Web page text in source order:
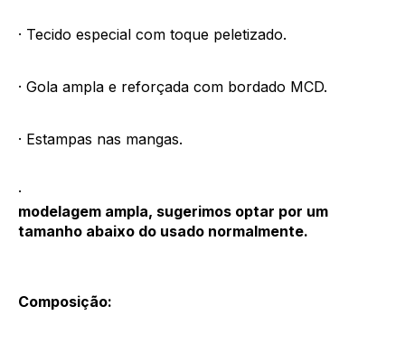
· Tecido especial com toque peletizado.
· Gola ampla e reforçada com bordado MCD.
· Estampas nas mangas.
·
modelagem ampla, sugerimos optar por um
tamanho abaixo do usado normalmente.
Composição: